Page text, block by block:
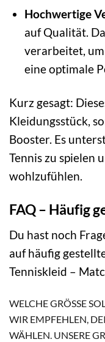
Hochwertige
auf Qualität.
verarbeitet,
eine optimale
Kurz gesagt:
Kleidungsstück,
Booster. Es
Tennis zu spielen
wohlzufühlen.
FAQ – Häufig
Du hast noch
auf häufig
Tenniskleid –
WELCHE GRÖSSE
WIR EMPFEHLEN,
ÄHLEN. UNSERE